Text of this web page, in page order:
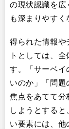
の現状認識を広
も深まりやすく
得られた情報や
トとしては、
す。「サーベイ
いのか」「問題
焦点をあてて分
しようとする
い要素には、他